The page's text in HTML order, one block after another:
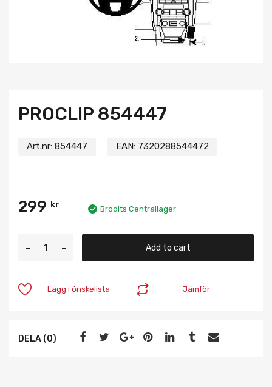
PROCLIP 854447
Art.nr: 854447 EAN: 7320288544472
299 kr Brodits Centrallager
Add to cart
Jämför
Lägg i önskelista
DELA (0)